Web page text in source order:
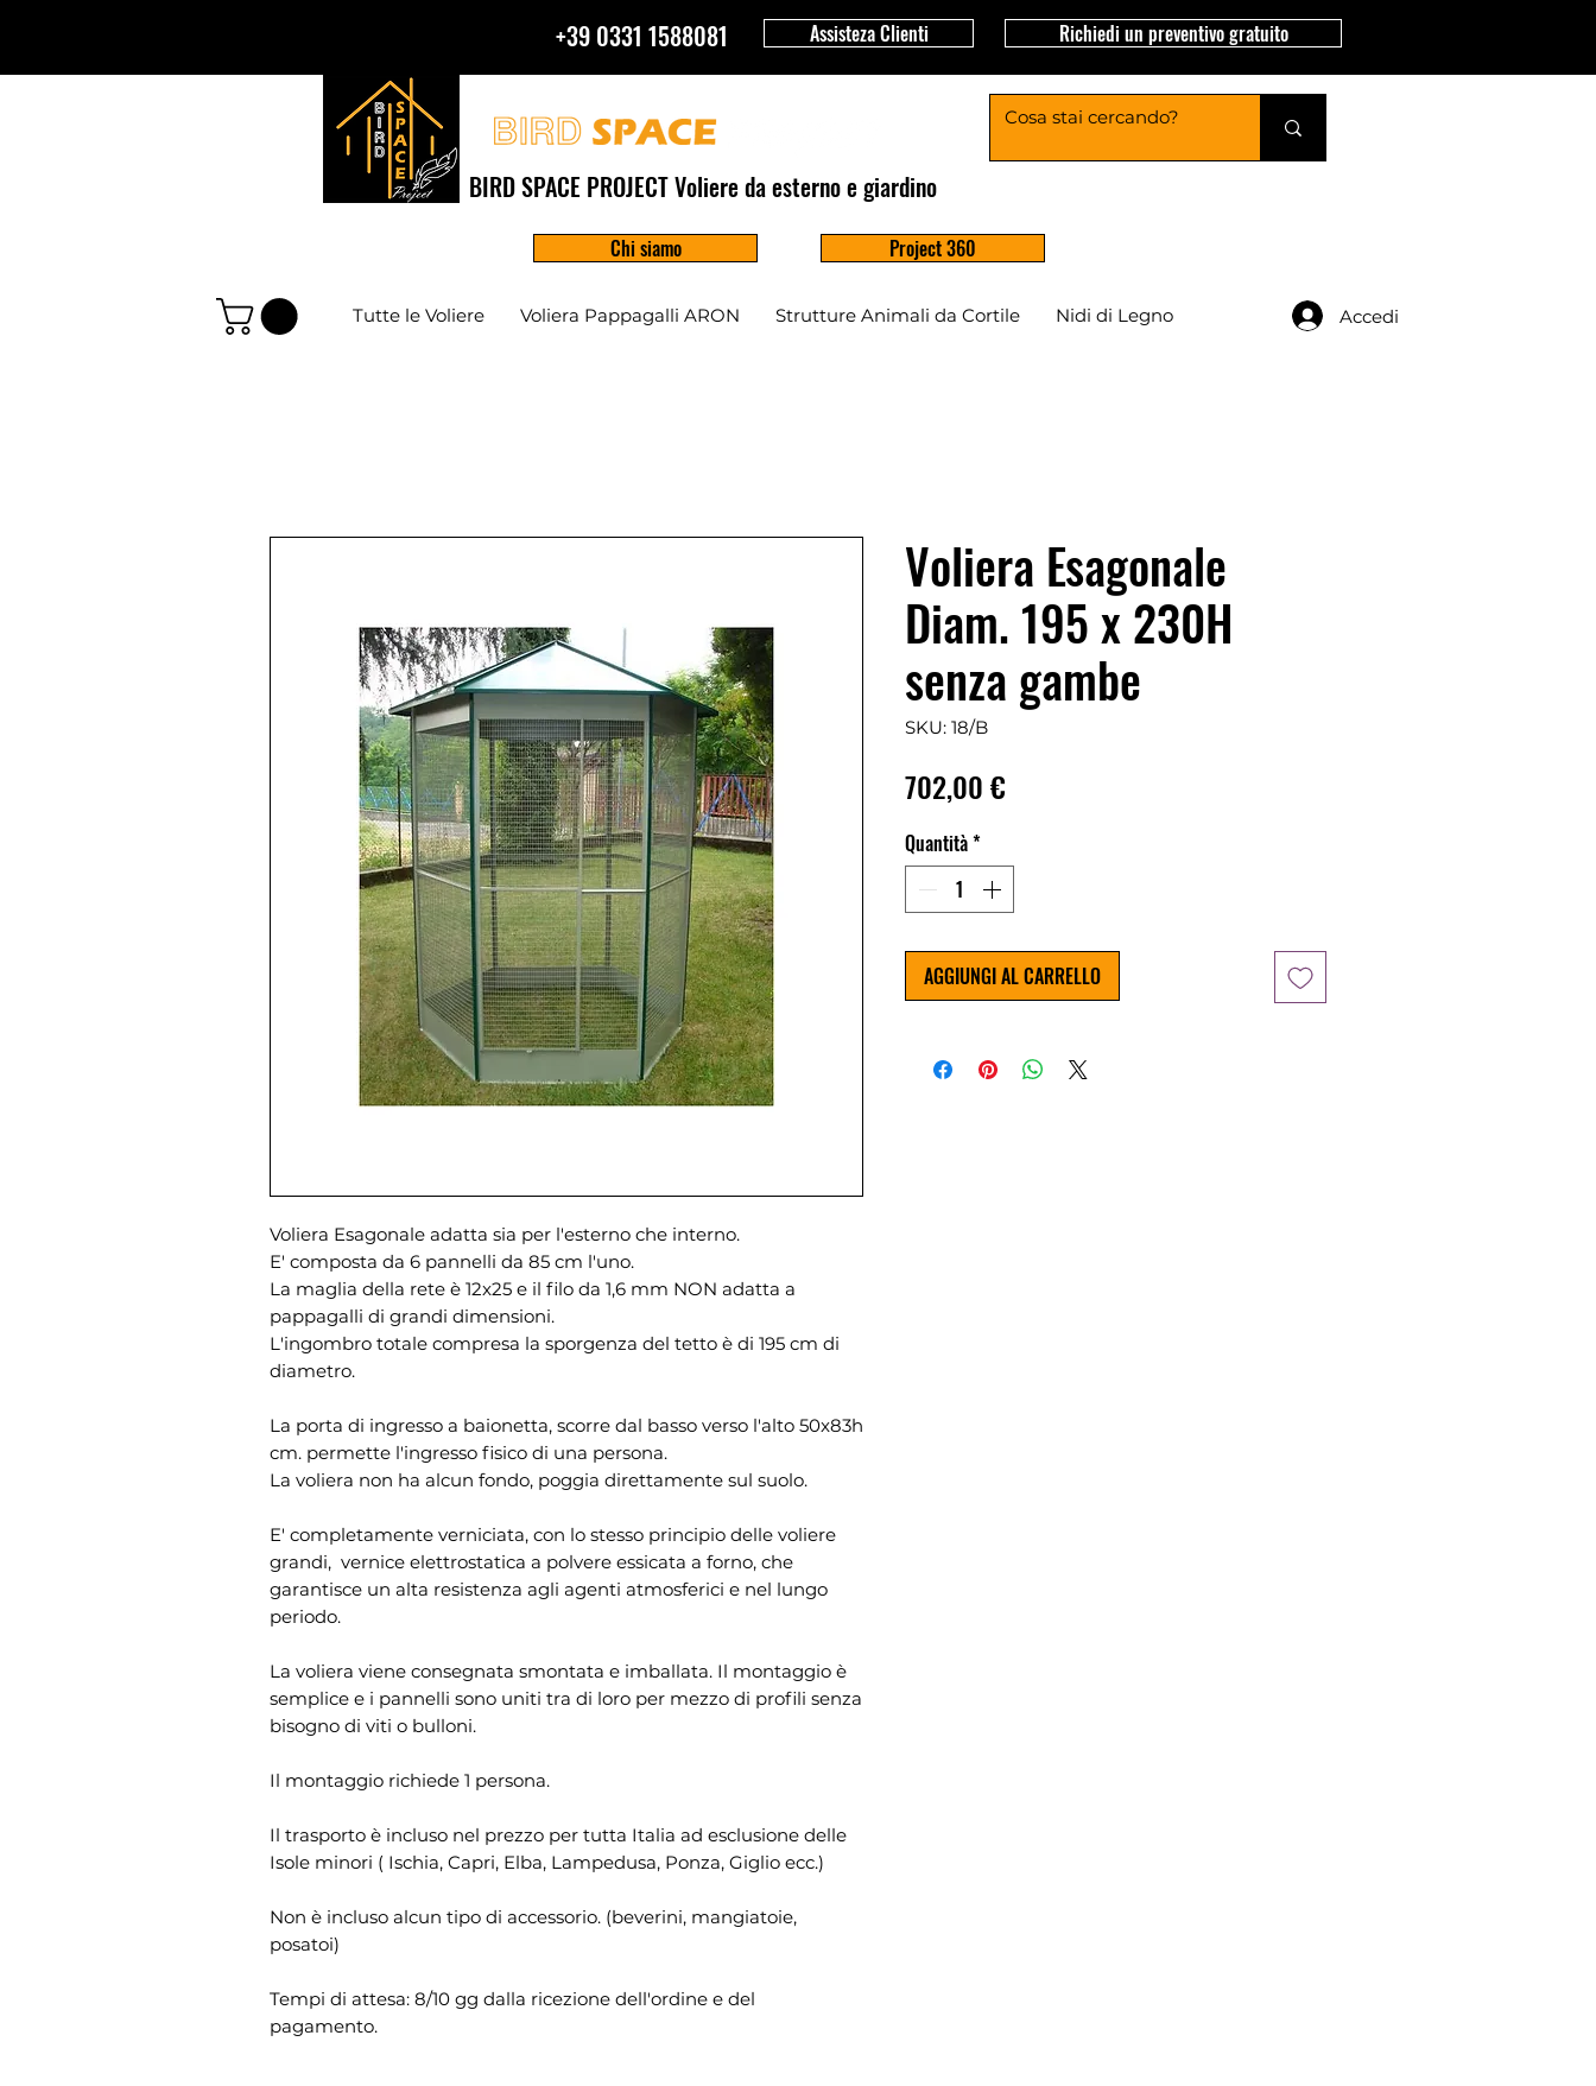
+39 0331 1588081 Assisteza Clienti Richiedi un preventivo gratuito
BIRD SPACE PROJECT Voliere da esterno e giardino
Chi siamo Project 360
Tutte le Voliere Voliera Pappagalli ARON Strutture Animali da Cortile Nidi di Legno Accedi
Voliera Esagonale adatta sia per l'esterno che interno.
E' composta da 6 pannelli da 85 cm l'uno.
La maglia della rete è 12x25 e il filo da 1,6 mm NON adatta a
pappagalli di grandi dimensioni.
L'ingombro totale compresa la sporgenza del tetto è di 195 cm di
diametro.
La porta di ingresso a baionetta, scorre dal basso verso l'alto 50x83h
cm. permette l'ingresso fisico di una persona.
La voliera non ha alcun fondo, poggia direttamente sul suolo.
E' completamente verniciata, con lo stesso principio delle voliere
grandi, vernice elettrostatica a polvere essicata a forno, che
garantisce un alta resistenza agli agenti atmosferici e nel lungo
periodo.
La voliera viene consegnata smontata e imballata. Il montaggio è
semplice e i pannelli sono uniti tra di loro per mezzo di profili senza
bisogno di viti o bulloni.
Il montaggio richiede 1 persona.
Il trasporto è incluso nel prezzo per tutta Italia ad esclusione delle
Isole minori ( Ischia, Capri, Elba, Lampedusa, Ponza, Giglio ecc.)
Non è incluso alcun tipo di accessorio. (beverini, mangiatoie,
posatoi)
Tempi di attesa: 8/10 gg dalla ricezione dell'ordine e del
pagamento.
Voliera Esagonale
Diam. 195 x 230H
senza gambe
SKU: 18/B
702,00 €
Quantità*
AGGIUNGI AL CARRELLO